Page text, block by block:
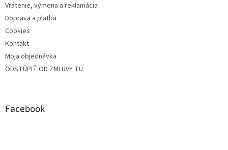
Vrátenie, výmena a reklamácia
Doprava a platba
Cookies
Kontakt
Moja objednávka
ODSTÚPIŤ OD ZMLUVY TU
Facebook